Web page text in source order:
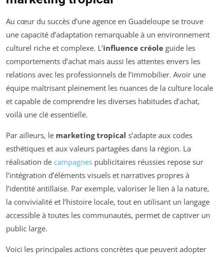
Au cœur du succès d’une agence en Guadeloupe se trouve
une capacité d’adaptation remarquable à un environnement
culturel riche et complexe. L’influence créole guide les
comportements d’achat mais aussi les attentes envers les
relations avec les professionnels de l’immobilier. Avoir une
équipe maîtrisant pleinement les nuances de la culture locale
et capable de comprendre les diverses habitudes d’achat,
voilà une clé essentielle.
Par ailleurs, le marketing tropical s’adapte aux codes
esthétiques et aux valeurs partagées dans la région. La
réalisation de campagnes publicitaires réussies repose sur
l’intégration d’éléments visuels et narratives propres à
l’identité antillaise. Par exemple, valoriser le lien à la nature,
la convivialité et l’histoire locale, tout en utilisant un langage
accessible à toutes les communautés, permet de captiver un
public large.
Voici les principales actions concrètes que peuvent adopter